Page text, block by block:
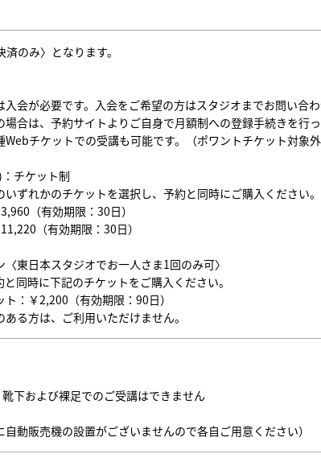
のみ〉となります。
会が必要です。入会をご希望の方はスタジオまでお問い合わ
合は、予約サイトよりご自身で月額制への登録手続きを行っ
チケットでの受講も可能です。（ポワントチケット対象外
チケット制
ずれかのチケットを選択し、予約と同時にご購入ください。
（有効期限：30日）
（有効期限：30日）
東日本スタジオでお一人さま1回のみ可〉
同時に下記のチケットをご購入ください。
ト：￥2,200（有効期限：90日）
る方は、ご利用いただけません。
下および裸足でのご受講はできません
動販売機の設置がございませんので各自ご用意ください）